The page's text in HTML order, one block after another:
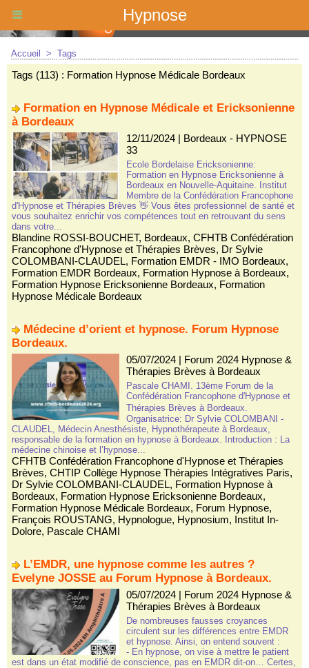
Hypnose
Accueil > Tags
Tags (113) : Formation Hypnose Médicale Bordeaux
Formation en Hypnose Médicale et Ericksonienne
à Bordeaux
12/11/2024| Bordeaux - HYPNOSE
33
Ecole Bordelaise Ericksonienne:
Formation en Hypnose Ericksonienne à
Bordeaux en Nouvelle-Aquitaine. Institut
Membre de la Confédération Francophone
d'Hypnose et Thérapies Brèves 👋 Vous êtes professionnel de santé et
vous souhaitez enrichir vos compétences tout en retrouvant du sens
dans votre...
Blandine ROSSI-BOUCHET, Bordeaux, CFHTB Confédération
Francophone d'Hypnose et Thérapies Brèves, Dr Sylvie
COLOMBANI-CLAUDEL, Formation EMDR - IMO Bordeaux,
Formation EMDR Bordeaux, Formation Hypnose à Bordeaux,
Formation Hypnose Ericksonienne Bordeaux, Formation
Hypnose Médicale Bordeaux
Médecine d’orient et hypnose. Forum Hypnose
Bordeaux.
05/07/2024| Forum 2024 Hypnose &
Thérapies Brèves à Bordeaux
Pascale CHAMI. 13ème Forum de la
Confédération Francophone d'Hypnose et
Thérapies Brèves à Bordeaux.
Organisatrice: Dr Sylvie COLOMBANI -
CLAUDEL, Médecin Anesthésiste, Hypnothérapeute à Bordeaux,
responsable de la formation en hypnose à Bordeaux. Introduction : La
médecine chinoise et l’hypnose...
CFHTB Confédération Francophone d'Hypnose et Thérapies
Brèves, CHTIP Collège Hypnose Thérapies Intégratives Paris,
Dr Sylvie COLOMBANI-CLAUDEL, Formation Hypnose à
Bordeaux, Formation Hypnose Ericksonienne Bordeaux,
Formation Hypnose Médicale Bordeaux, Forum Hypnose,
François ROUSTANG, Hypnologue, Hypnosium, Institut In-
Dolore, Pascale CHAMI
L’EMDR, une hypnose comme les autres ?
Evelyne JOSSE au Forum Hypnose à Bordeaux.
05/07/2024| Forum 2024 Hypnose &
Thérapies Brèves à Bordeaux
De nombreuses fausses croyances
circulent sur les différences entre EMDR
et hypnose. Ainsi, on entend souvent :
- En hypnose, on vise à mettre le patient
est dans un état modifié de conscience, pas en EMDR dit-on… Certes,